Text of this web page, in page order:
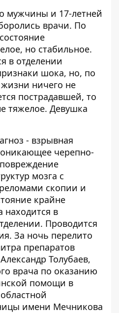
мужчины и 17-летней
врачи. По
но стабильное.
в отделении
шока, но, по
ничего не
пострадавшей, то
тяжелое. Девушка
- взрывная
черепно-
мозга с
скопии и
крайне
находится в
Проводится
За ночь перелито
препаратов
Толубаев,
врача по оказанию
помощи в
имени Мечникова